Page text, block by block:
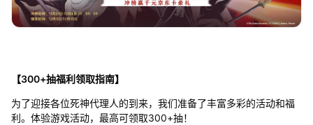
【300+抽福利领取指南】
为了迎接各位死神代理人的到来，我们准备了丰富多彩的活动和福
利。体验游戏活动，最高可领取300+抽！